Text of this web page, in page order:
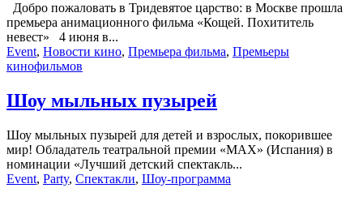
Добро пожаловать в Тридевятое царство: в Москве прошла
премьера анимационного фильма «Кощей. Похититель
невест» 4 июня в...
Event, Новости кино, Премьера фильма, Премьеры
кинофильмов
Шоу мыльных пузырей
Шоу мыльных пузырей для детей и взрослых, покорившее
мир! Обладатель театральной премии «MAX» (Испания) в
номинации «Лучший детский спектакль...
Event, Party, Спектакли, Шоу-программа